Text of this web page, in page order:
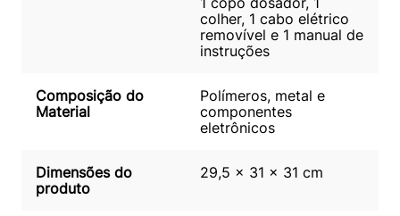
colher, 1 cabo elétrico
removível e 1 manual de
instruções
Composição do
Material
Polímeros, metal e
componentes
eletrônicos
Dimensões do
produto
29,5 x 31 x 31 cm